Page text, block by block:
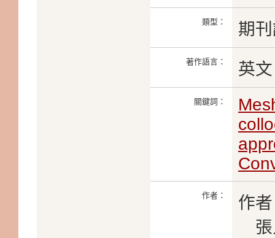
類型： 期
著作語言： 英文
關鍵詞：
作者：
作
張